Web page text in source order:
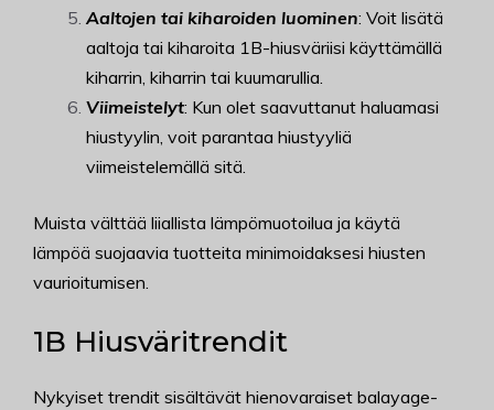
Aaltojen tai kiharoiden luominen: Voit lisätä
aaltoja tai kiharoita 1B-hiusväriisi käyttämällä
kiharrin, kiharrin tai kuumarullia.
Viimeistelyt: Kun olet saavuttanut haluamasi
hiustyylin, voit parantaa hiustyyliä
viimeistelemällä sitä.
Muista välttää liiallista lämpömuotoilua ja käytä
lämpöä suojaavia tuotteita minimoidaksesi hiusten
vaurioitumisen.
1B Hiusväritrendit
Nykyiset trendit sisältävät hienovaraiset balayage-